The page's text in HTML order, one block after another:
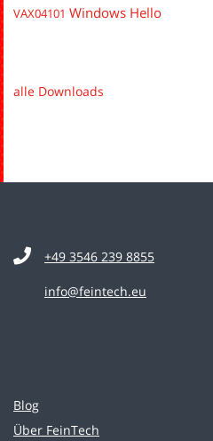
VAX04101 Windows Hello
alle Downloads
+49 3546 239 8855
info@feintech.eu
Blog
Über FeinTech